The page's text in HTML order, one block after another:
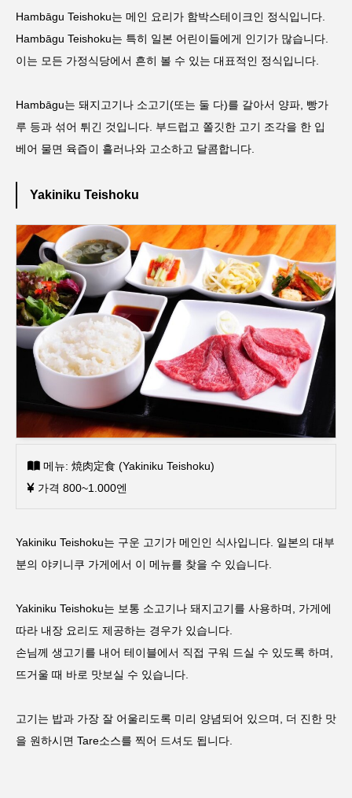
Hambāgu Teishoku는 메인 요리가 함박스테이크인 정식입니다.
Hambāgu Teishoku는 특히 일본 어린이들에게 인기가 많습니다.
이는 모든 가정식당에서 흔히 볼 수 있는 대표적인 정식입니다.
Hambāgu는 돼지고기나 소고기(또는 둘 다)를 갈아서 양파, 빵가
루 등과 섞어 튀긴 것입니다. 부드럽고 쫄깃한 고기 조각을 한 입
베어 물면 육즙이 흘러나와 고소하고 달콤합니다.
Yakiniku Teishoku
메뉴: 焼肉定食 (Yakiniku Teishoku)
가격 800~1.000엔
Yakiniku Teishoku는 구운 고기가 메인인 식사입니다. 일본의 대부
분의 야키니쿠 가게에서 이 메뉴를 찾을 수 있습니다.
Yakiniku Teishoku는 보통 소고기나 돼지고기를 사용하며, 가게에
따라 내장 요리도 제공하는 경우가 있습니다.
손님께 생고기를 내어 테이블에서 직접 구워 드실 수 있도록 하며,
뜨거울 때 바로 맛보실 수 있습니다.
고기는 밥과 가장 잘 어울리도록 미리 양념되어 있으며, 더 진한 맛
을 원하시면 Tare소스를 찍어 드셔도 됩니다.